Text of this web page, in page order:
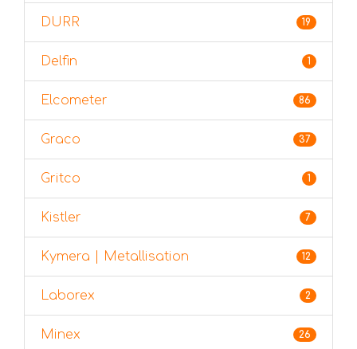
DURR 19
Delfin 1
Elcometer 86
Graco 37
Gritco 1
Kistler 7
Kymera | Metallisation 12
Laborex 2
Minex 26